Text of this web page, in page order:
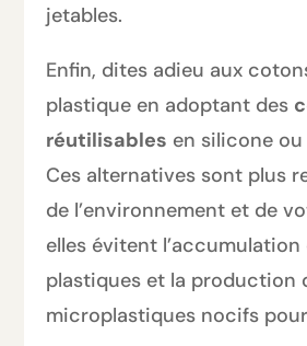
jetables.
Enfin, dites adieu aux
plastique en adoptant des
réutilisables en silicone
Ces alternatives sont plus
de l’environnement et de
elles évitent
plastiques et la production
microplastiques nocifs